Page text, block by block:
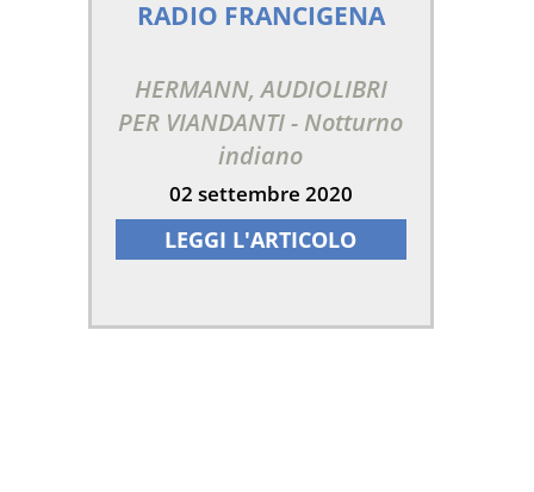
RADIO FRANCIGENA
HERMANN, AUDIOLIBRI
PER VIANDANTI - Notturno
indiano
02 settembre 2020
LEGGI L'ARTICOLO